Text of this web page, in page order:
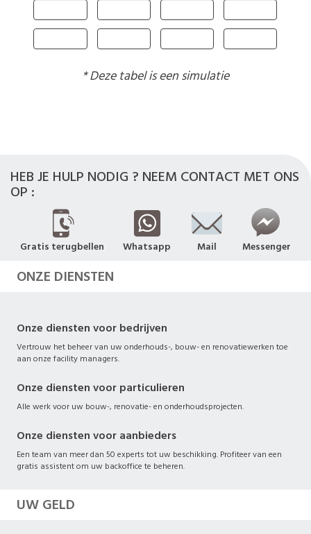
* Deze tabel is een simulatie
HEB JE HULP NODIG ? NEEM CONTACT MET ONS
OP :
Gratis terugbellen Whatsapp Mail Messenger
ONZE DIENSTEN
Onze diensten voor bedrijven
Vertrouw het beheer van uw onderhouds-, bouw- en renovatiewerken toe
aan onze facility managers.
Onze diensten voor particulieren
Alle werk voor uw bouw-, renovatie- en onderhoudsprojecten.
Onze diensten voor aanbieders
Een team van meer dan 50 experts tot uw beschikking. Profiteer van een
gratis assistent om uw backoffice te beheren.
UW GELD